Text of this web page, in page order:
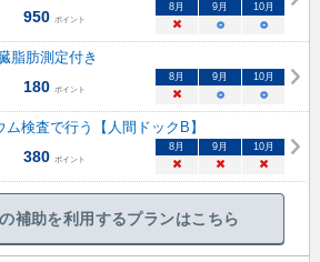
950 ポイント
8月 9月 10月
× ○ ○
脂肪測定付き
180 ポイント
8月 9月 10月
× ○ ○
検査で行う【人間ドックB】
380 ポイント
8月 9月 10月
× × ×
補助を利用するプランはこちら